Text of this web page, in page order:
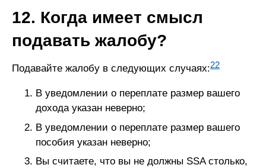
12. Когда имеет смысл
подавать жалобу?
Подавайте жалобу в следующих случаях:22
В уведомлении о переплате размер вашего
дохода указан неверно;
В уведомлении о переплате размер вашего
пособия указан неверно;
Вы считаете, что вы не должны SSA столько,